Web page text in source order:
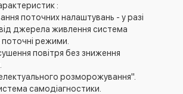
:
поточних налаштувань - у разі
джерела живлення система
режими.
повітря без зниження
розморожування".
самодіагностики.